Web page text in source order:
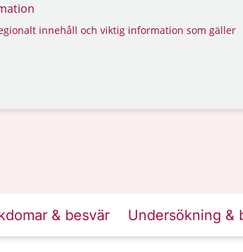
innehåll och viktig information som gäller
& besvär Undersökning &